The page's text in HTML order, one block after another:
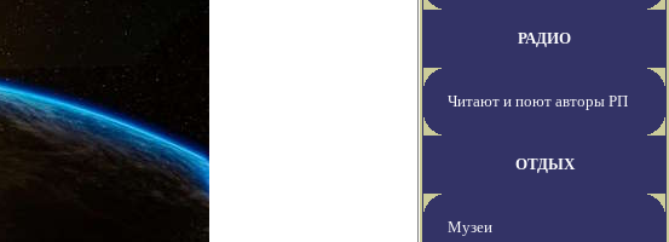
РАДИО
Читают и поют авторы РП
ОТДЫХ
Музеи